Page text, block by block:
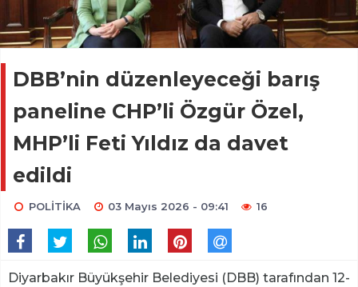
DBB’nin düzenleyeceği barış
paneline CHP’li Özgür Özel,
MHP’li Feti Yıldız da davet
edildi
POLİTİKA 03 Mayıs 2026 - 09:41 16
Diyarbakır Büyükşehir Belediyesi (DBB) tarafından 12-